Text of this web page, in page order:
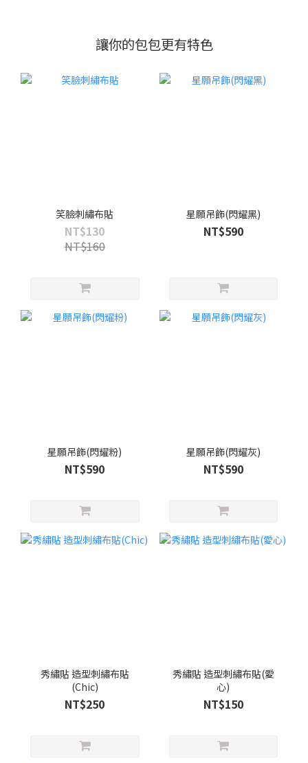
讓你的包包更有特色
笑臉刺繡布貼
NT$130
NT$160
星願吊飾(閃耀黑)
NT$590
星願吊飾(閃耀粉)
NT$590
星願吊飾(閃耀灰)
NT$590
秀繡貼 造型刺繡布貼
(Chic)
NT$250
秀繡貼 造型刺繡布貼(愛
心)
NT$150